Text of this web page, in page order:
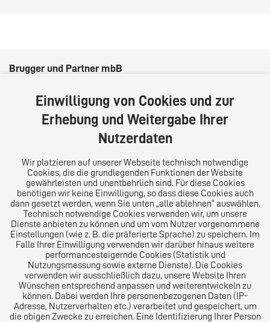
Brugger und Partner mbB
Ernst-Lehmann-Str. 26
88045 Friedrichshafen
Fax: +49 7541 923619
E-Mail:info@ra-fn.de
Über uns
Wir sehen uns als kompetente Fachkanzlei in
Friedrichshafen, direkt am Bodensee. Wir verstehen
uns als einen langfristigen und nachhaltigen Partner
unserer Mandanten.
Einwilligung von Cookies und zur
Erhebung und Weitergabe Ihrer
Nutzerdaten
Wir platzieren auf unserer Webseite technisch notwendige
Cookies, die die grundlegenden Funktionen der Website
gewährleisten und unentbehrlich sind. Für diese Cookies
benötigen wir keine Einwilligung, so dass diese Cookies auch
dann gesetzt werden, wenn Sie unten „alle ablehnen“ auswählen.
Technisch notwendige Cookies verwenden wir, um unsere
Dienste anbieten zu können und um vom Nutzer vorgenommene
Einstellungen (wie z. B. die präferierte Sprache) zu speichern. Im
Falle Ihrer Einwilligung verwenden wir darüber hinaus weitere
performancesteigernde Cookies (Statistik und
Nutzungsmessung sowie externe Dienste). Die Cookies
verwenden wir ausschließlich dazu, unsere Website Ihren
Wünschen entsprechend anpassen und weiterentwickeln zu
können. Dabei werden Ihre personenbezogenen Daten (IP-
Adresse, Nutzerverhalten etc.) verarbeitet und gespeichert, um
die obigen Zwecke zu erreichen. Eine Identifizierung Ihrer Person